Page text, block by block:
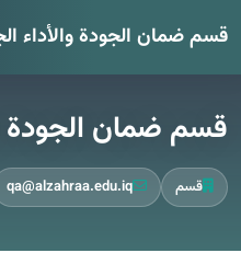
قسم ضمان الجودة والأداء
قسم ضمان الجودة
قسم qa@alzahraa.edu.iq